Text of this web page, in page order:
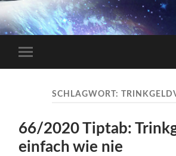
Menü
SCHLAGWORT:
66/2020 Tiptab:
einfach wie nie